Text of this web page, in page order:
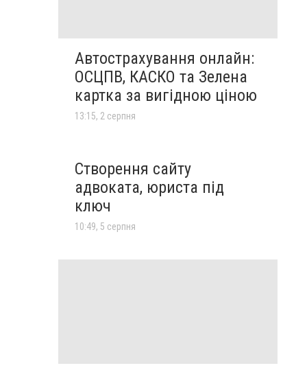
Автострахування онлайн:
ОСЦПВ, КАСКО та Зелена
картка за вигідною ціною
13:15, 2 серпня
Створення сайту
адвоката, юриста під
ключ
10:49, 5 серпня